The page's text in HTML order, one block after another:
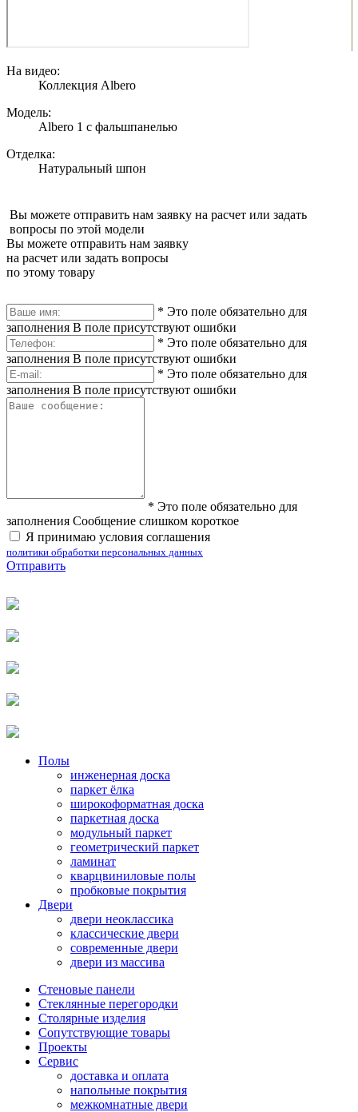
На видео:
Коллекция Albero
Модель:
Albero 1 с фальшпанелью
Отделка:
Натуральный шпон
Вы можете отправить нам заявку на расчет или задать
вопросы по этой модели
Вы можете отправить нам заявку
на расчет или задать вопросы
по этому товару
* Это поле обязательно для
заполнения В поле присутствуют ошибки
* Это поле обязательно для
заполнения В поле присутствуют ошибки
* Это поле обязательно для
заполнения В поле присутствуют ошибки
* Это поле обязательно для
заполнения Сообщение слишком короткое
Я принимаю условия соглашения
политики обработки персональных данных
Отправить
Полы
инженерная доска
паркет ёлка
широкоформатная доска
паркетная доска
модульный паркет
геометрический паркет
ламинат
кварцвиниловые полы
пробковые покрытия
Двери
двери неоклассика
классические двери
современные двери
двери из массива
Стеновые панели
Стеклянные перегородки
Столярные изделия
Сопутствующие товары
Проекты
Сервис
доставка и оплата
напольные покрытия
межкомнатные двери